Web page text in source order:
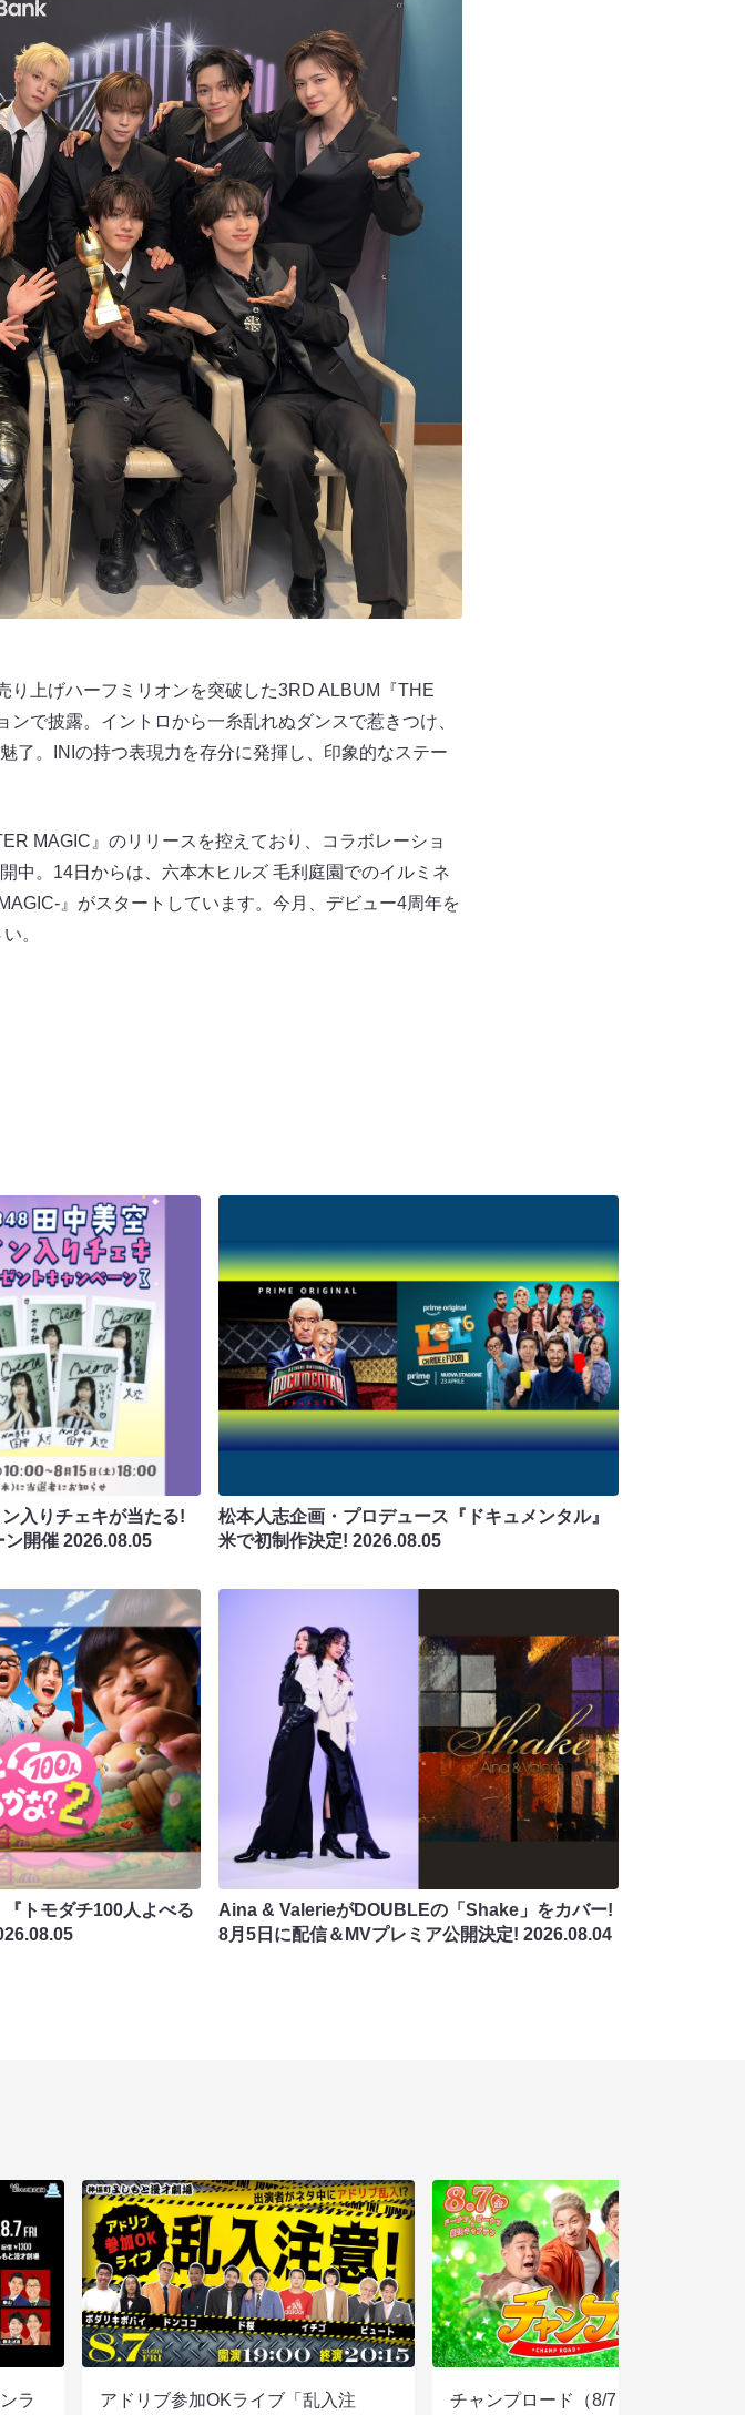
り上げハーフミリオンを突破した3RD ALBUM『THE
で披露。イントロから一糸乱れぬダンスで惹きつけ、
了。INIの持つ表現力を存分に発揮し、印象的なステー
MAGIC』のリリースを控えており、コラボレーショ
中。14日からは、六本木ヒルズ 毛利庭園でのイルミネ
』がスタートしています。今月、デビュー4周年を
。
入りチェキが当たる!
ン開催2026.08.05
松本人志企画・プロデュース『ドキュメンタル』
米で初制作決定! 2026.08.05
トモダチ100人よべる
Aina & ValerieがDOUBLEの「Shake」をカバー!
8月5日に配信＆MVプレミア公開決定! 2026.08.04
ラ アドリブ参加OKライブ「乱入注 チャンプロード（8/7 19:30）